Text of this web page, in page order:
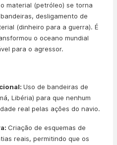
material (petróleo) se torna
desligamento de
(dinheiro para a guerra). É
o oceano mundial
para o agressor.
Uso de bandeiras de
Libéria) para que nenhum
real pelas ações do navio.
Criação de esquemas de
reais, permitindo que os